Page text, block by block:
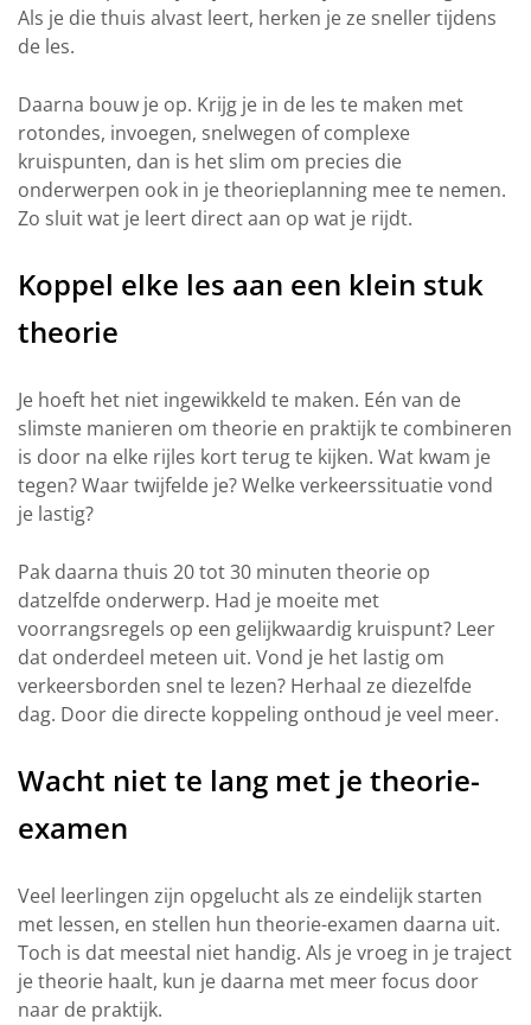
Als je die thuis alvast leert, herken je ze sneller tijdens
de les.
Daarna bouw je op. Krijg je in de les te maken met
rotondes, invoegen, snelwegen of complexe
kruispunten, dan is het slim om precies die
onderwerpen ook in je theorieplanning mee te nemen.
Zo sluit wat je leert direct aan op wat je rijdt.
Koppel elke les aan een klein stuk
theorie
Je hoeft het niet ingewikkeld te maken. Eén van de
slimste manieren om theorie en praktijk te combineren
is door na elke rijles kort terug te kijken. Wat kwam je
tegen? Waar twijfelde je? Welke verkeerssituatie vond
je lastig?
Pak daarna thuis 20 tot 30 minuten theorie op
datzelfde onderwerp. Had je moeite met
voorrangsregels op een gelijkwaardig kruispunt? Leer
dat onderdeel meteen uit. Vond je het lastig om
verkeersborden snel te lezen? Herhaal ze diezelfde
dag. Door die directe koppeling onthoud je veel meer.
Wacht niet te lang met je theorie-
examen
Veel leerlingen zijn opgelucht als ze eindelijk starten
met lessen, en stellen hun theorie-examen daarna uit.
Toch is dat meestal niet handig. Als je vroeg in je traject
je theorie haalt, kun je daarna met meer focus door
naar de praktijk.